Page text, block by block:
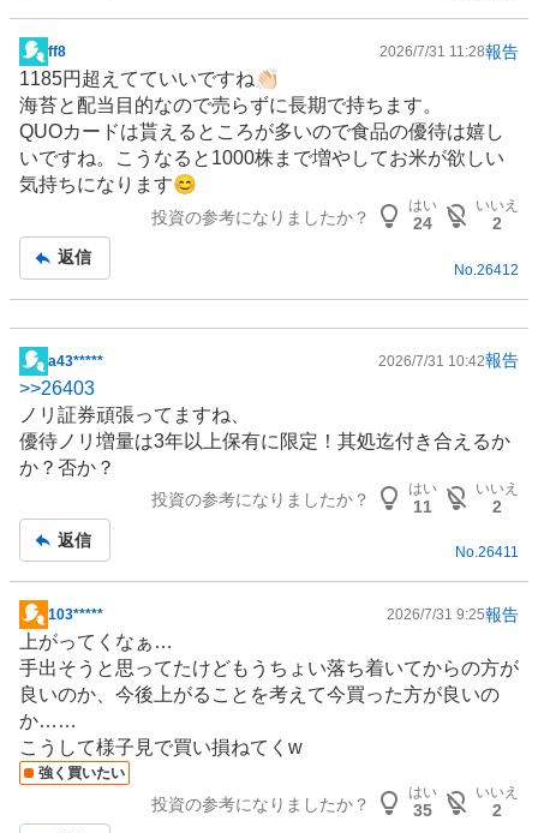
掲
示
板
記
事
ff8 2026/7/31 11:28報告
1185円超えてていいですね👏🏻
海苔と配当目的なので売らずに長期で持ちます。
QUOカードは貰えるところが多いので食品の優待は嬉し
いですね。こうなると1000株まで増やしてお米が欲しい
気持ちになります😊
投資の参考になりましたか？
はい
24
いいえ
2
返信
No. 26412
掲
示
板
記
事
a43***** 2026/7/31 10:42報告
>>26403
ノリ証券頑張ってますね、
優待ノリ増量は3年以上保有に限定！其処迄付き合えるか
か？否か？
投資の参考になりましたか？
はい
11
いいえ
2
返信
No.26411
掲
示
板
記
事
103***** 2026/7/31 9:25報告
上がってくなぁ…
手出そうと思ってたけどもうちょい落ち着いてからの方が
良いのか、今後上がることを考えて今買った方が良いの
か……
こうして様子見で買い損ねてくw
強く買いたい
投資の参考になりましたか？
はい
35
いいえ
2